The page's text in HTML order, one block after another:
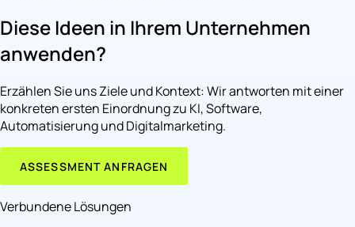
Diese Ideen in Ihrem Unternehmen
anwenden?
Erzählen Sie uns Ziele und Kontext: Wir antworten mit einer
konkreten ersten Einordnung zu KI, Software,
Automatisierung und Digitalmarketing.
ASSESSMENT ANFRAGEN
Verbundene Lösungen